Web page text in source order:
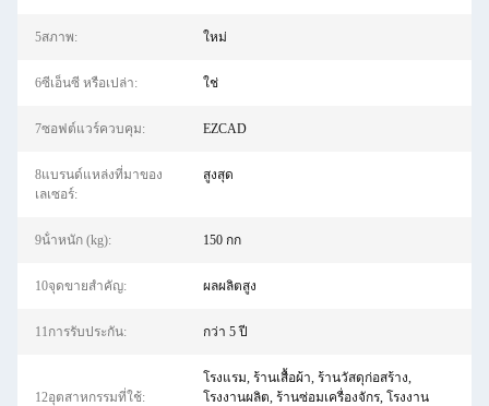
5สภาพ: ใหม่
6ซีเอ็นซี หรือเปล่า: ใช่
7ซอฟต์แวร์ควบคุม: EZCAD
8แบรนด์แหล่งที่มาของ
เลเซอร์:
สูงสุด
9น้ําหนัก (kg): 150 กก
10จุดขายสําคัญ: ผลผลิตสูง
11การรับประกัน: กว่า 5 ปี
12อุตสาหกรรมที่ใช้:
โรงแรม, ร้านเสื้อผ้า, ร้านวัสดุก่อสร้าง,
โรงงานผลิต, ร้านซ่อมเครื่องจักร, โรงงาน